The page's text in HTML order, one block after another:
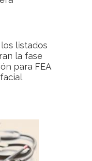
los listados
la fase
para FEA